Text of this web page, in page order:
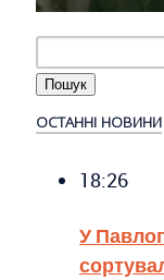
ОСТАННІ НОВИНИ
18:26
У